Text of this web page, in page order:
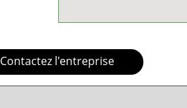
Contactez l'entreprise